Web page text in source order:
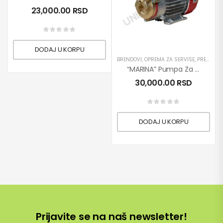
23,000.00 RSD
DODAJ U KORPU
BRENDOVI, OPREMA ZA SERVISE, PRETAKANJE DIZEL GORIVA
“MARINA” Pumpa Za Pretakanje Tečnosti 30/12V
30,000.00 RSD
DODAJ U KORPU
Prijavite se na naš newsletter!